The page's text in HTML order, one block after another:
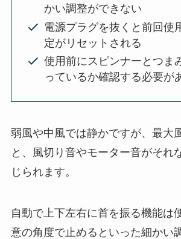
かい調整ができない
電源プラグを抜くと前回使
定がリセットされる
使用前にスピンナーとつま
っているか確認する必要が
弱風や中風では静かですが、最大
と、風切り音やモーター音がそれ
じられます。
自動で上下左右に首を振る機能は
意の角度で止めるといった細かい